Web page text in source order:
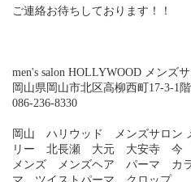
ご連絡お待ちしております！！
men's salon HOLLYWOOD メンズ
岡山県岡山市北区高柳西町17-3-1階
086-236-8330
岡山 ハリウッド メンズサロン
リー 北長瀬 大元 大安寺 今
メンズ メンズヘア パーマ カ